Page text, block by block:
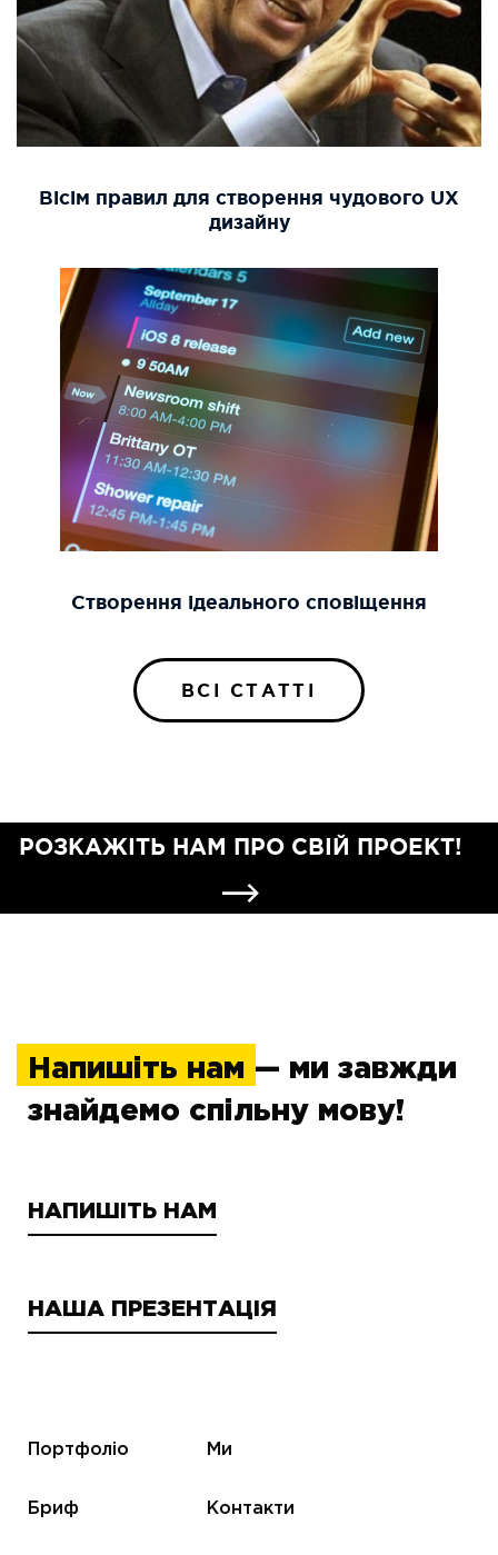
Вісім правил для створення чудового UX
дизайну
Створення ідеального сповіщення
ВСІ СТАТТІ
РОЗКАЖІТЬ НАМ ПРО СВІЙ ПРОЕКТ!
Напишіть нам — ми завжди
знайдемо спільну мову!
НАПИШІТЬ НАМ
НАША ПРЕЗЕНТАЦІЯ
Портфоліо
Бриф
Ми
Контакти